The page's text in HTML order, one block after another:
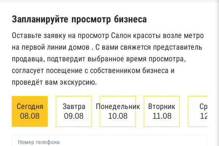
Реестр государственных контрактов
Федерального казначейства
Картотека арбитражных дел Высшего
арбитражного суда
банкротстве юридических лиц
Единый федеральный реестр сведений о
банкротстве физических лиц
Запланируйте просмотр бизнеса
Оставьте заявку на просмотр Салон красоты возле метро
на первой линии домов . С вами свяжется представитель
продавца, подтвердит выбранное время просмотра,
согласует посещение с собственником бизнеса и
проведёт вам экскурсию.
Сегодня
08.08
Завтра
09.08
Понедельник
10.08
Вторник
11.08
12.08
Номер телефона